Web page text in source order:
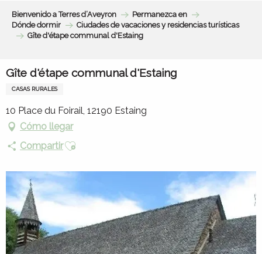
contenu
Bienvenido a Terres d’Aveyron
Permanezca en
Dónde dormir
Ciudades de vacaciones y residencias turísticas
Gîte d'étape communal d'Estaing
Gîte d'étape communal d'Estaing
CASAS RURALES
10 Place du Foirail, 12190 Estaing
Cómo llegar
CompartirAjouter aux favoris